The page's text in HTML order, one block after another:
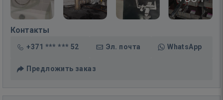
Контакты
+371 *** *** 52 Эл. почта WhatsApp
Предложить заказ